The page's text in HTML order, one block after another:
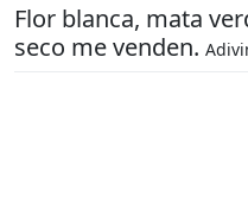
Flor blanca, mata
seco me venden.